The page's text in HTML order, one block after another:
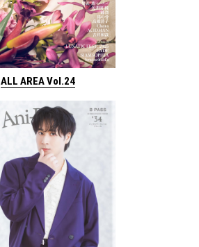
ALL AREA Vol.24